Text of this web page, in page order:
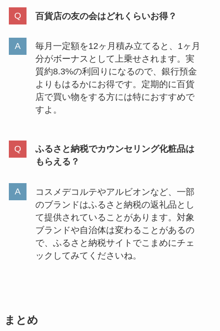
百貨店の友の会はどれくらいお得？
毎月一定額を12ヶ月積み立てると、1ヶ月
分がボーナスとして上乗せされます。実
質約8.3%の利回りになるので、銀行預金
よりもはるかにお得です。定期的に百貨
店で買い物をする方には特におすすめで
すよ。
ふるさと納税でカウンセリング化粧品は
もらえる？
コスメデコルテやアルビオンなど、一部
のブランドはふるさと納税の返礼品とし
て提供されていることがあります。対象
ブランドや自治体は変わることがあるの
で、ふるさと納税サイトでこまめにチェ
ックしてみてくださいね。
まとめ